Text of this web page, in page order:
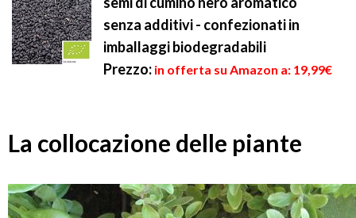
senza additivi - confezionati in
imballaggi biodegradabili
Prezzo: in offerta su Amazon a: 19,99€
La collocazione delle piante